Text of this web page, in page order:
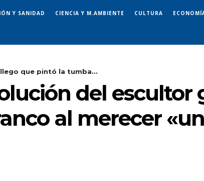
Y SANIDAD CIENCIA Y M.AMBIENTE CULTURA
que pintó la tumba...
del escultor
al merecer «un